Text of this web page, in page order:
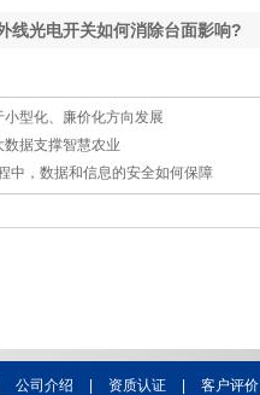
线光电开关如何消除台面影响?
小型化、廉价化方向发展
数据支撑智慧农业
中，数据和信息的安全如何保障
公司介绍 资质认证 客户评价